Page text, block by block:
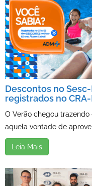
Descontos no
registrados no CRA-
O Verão chegou
aquela vontade de
Leia Mais